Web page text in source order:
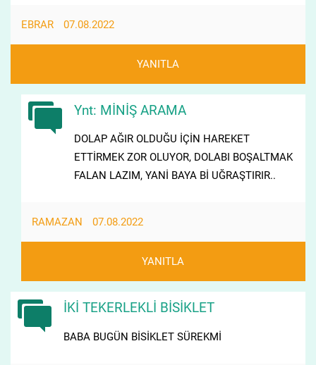
EBRAR 07.08.2022
YANITLA
Ynt: MİNİŞ ARAMA
DOLAP AĞIR OLDUĞU İÇİN HAREKET
ETTİRMEK ZOR OLUYOR, DOLABI BOŞALTMAK
FALAN LAZIM, YANİ BAYA Bİ UĞRAŞTIRIR..
RAMAZAN 07.08.2022
YANITLA
İKİ TEKERLEKLİ BİSİKLET
BABA BUGÜN BİSİKLET SÜREKMİ